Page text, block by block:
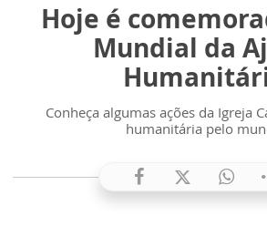
Hoje é
Mundial da
Conheça algumas ações da Igreja
humanitária pelo